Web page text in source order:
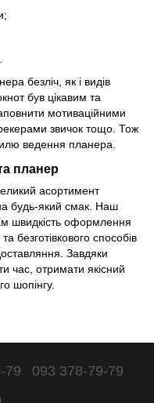
безліч, як і видів
був цікавим та
мотиваційними
звичок тощо. Тож
ведення планера.
планер
асортимент
будь-який смак. Наш
швидкість оформлення
безготівкового способів
Завдяки
час, отримати якісний
шопінгу.
79 093 378-79-79